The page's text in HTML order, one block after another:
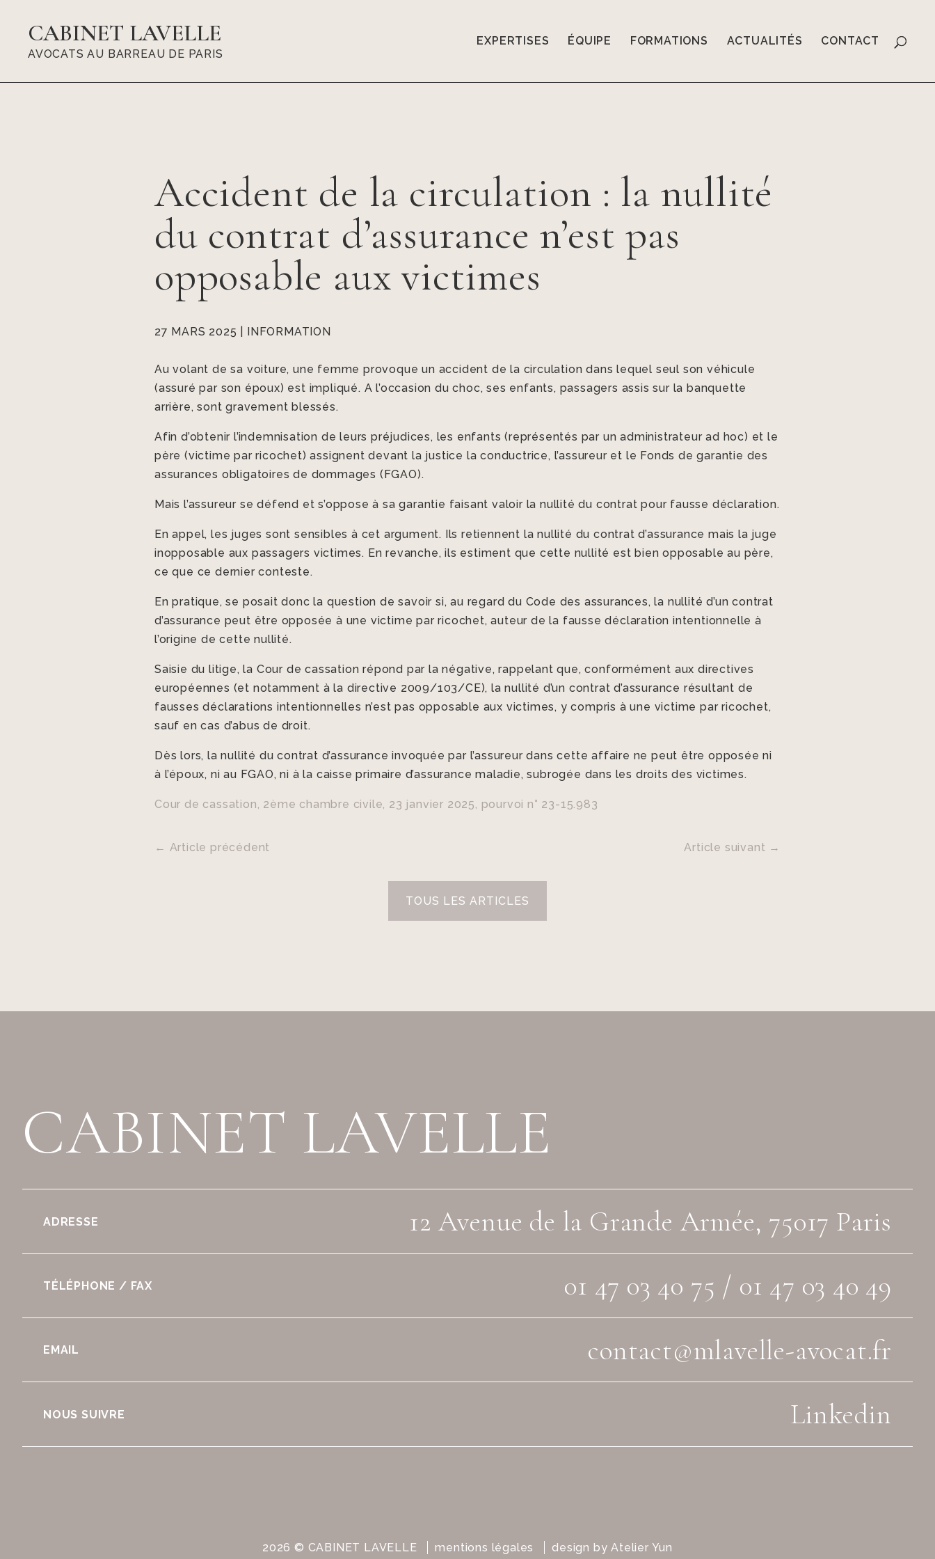
CABINET LAVELLE
AVOCATS AU BARREAU DE PARIS
EXPERTISES ÉQUIPE FORMATIONS ACTUALITÉS CONTACT
Accident de la circulation : la nullité
du contrat d’assurance n’est pas
opposable aux victimes
27 MARS 2025 INFORMATION
Au volant de sa voiture, une femme provoque un accident de la circulation dans lequel seul son véhicule
(assuré par son époux) est impliqué. A l’occasion du choc, ses enfants, passagers assis sur la banquette
arrière, sont gravement blessés.
Afin d’obtenir l’indemnisation de leurs préjudices, les enfants (représentés par un administrateur ad hoc) et le
père (victime par ricochet) assignent devant la justice la conductrice, l’assureur et le Fonds de garantie des
assurances obligatoires de dommages (FGAO).
Mais l’assureur se défend et s’oppose à sa garantie faisant valoir la nullité du contrat pour fausse déclaration.
En appel, les juges sont sensibles à cet argument. Ils retiennent la nullité du contrat d’assurance mais la juge
inopposable aux passagers victimes. En revanche, ils estiment que cette nullité est bien opposable au père,
ce que ce dernier conteste.
En pratique, se posait donc la question de savoir si, au regard du Code des assurances, la nullité d’un contrat
d’assurance peut être opposée à une victime par ricochet, auteur de la fausse déclaration intentionnelle à
l’origine de cette nullité.
Saisie du litige, la Cour de cassation répond par la négative, rappelant que, conformément aux directives
européennes (et notamment à la directive 2009/103/CE), la nullité d’un contrat d’assurance résultant de
fausses déclarations intentionnelles n’est pas opposable aux victimes, y compris à une victime par ricochet,
sauf en cas d’abus de droit.
Dès lors, la nullité du contrat d’assurance invoquée par l’assureur dans cette affaire ne peut être opposée ni
à l’époux, ni au FGAO, ni à la caisse primaire d’assurance maladie, subrogée dans les droits des victimes.
Cour de cassation, 2ème chambre civile, 23 janvier 2025, pourvoi n° 23-15.983
← Article précédent Article suivant →
TOUS LES ARTICLES
CABINET LAVELLE
ADRESSE 12 Avenue de la Grande Armée, 75017 Paris
TÉLÉPHONE / FAX 01 47 03 40 75 / 01 47 03 40 49
EMAIL contact@mlavelle-avocat.fr
NOUS SUIVRE Linkedin
2026 © CABINET LAVELLE mentions légales design byAtelier Yun